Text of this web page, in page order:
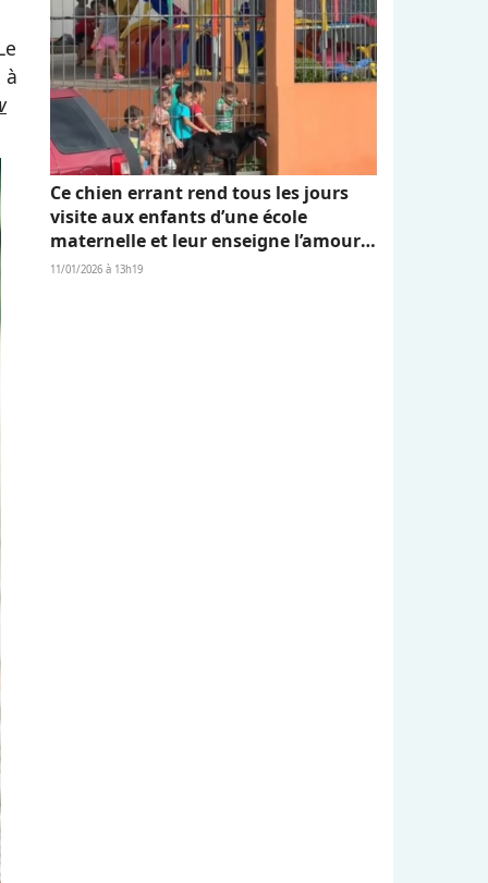
à
Ce chien errant rend tous les jours
visite aux enfants d’une école
maternelle et leur enseigne l’amour
et l’empathie (vidéo)
11/01/2026 à 13h19